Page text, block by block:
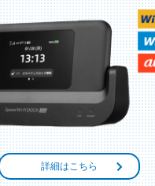
詳細はこちら